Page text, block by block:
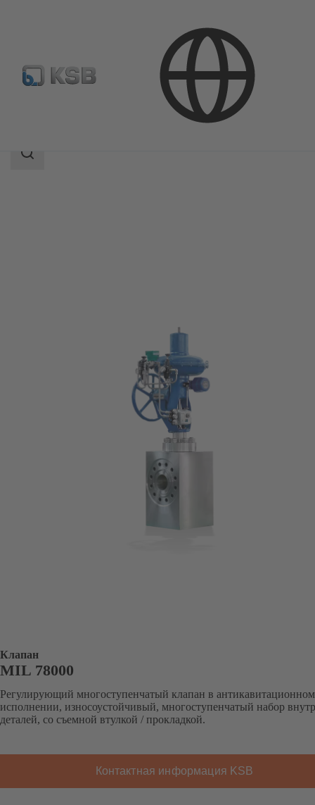
Каталог продукции MIL 78000
Область
Клапан
MIL 78000
Регулирующий многоступенчатый клапан в антикавитационном
исполнении, износоустойчивый, многоступенчатый набор
деталей, со съемной втулкой / прокладкой.
Контактная информация KSB